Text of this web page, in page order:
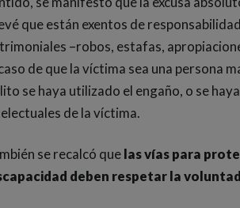
que están exentos de
–robos, estafas,
de que la víctima sea una persona
se haya utilizado el engaño, o se
de la víctima.
se recalcó quelas vías para
deben respetar la